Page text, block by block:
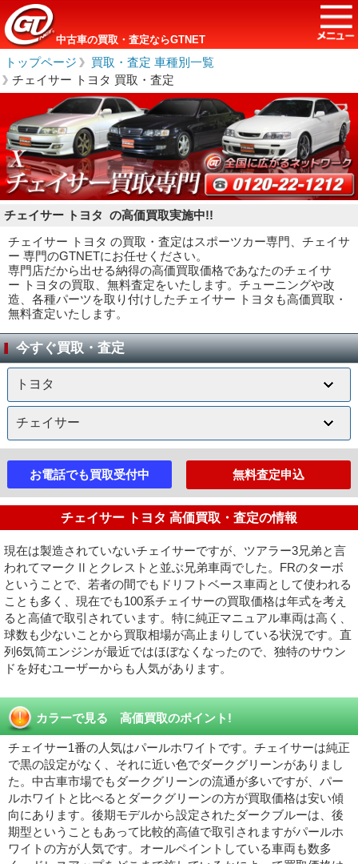
中古車の買取・査定ならGTNET
トップページ ＞
買取・査定 車種別一覧
＞
チェイサー トヨタ 買取・査定
チェイサー トヨタ の高価買取実施中!!
チェイサー トヨタ の買取・査定はスポーツカー専門、チェイサ
ー 専門のGTNETにお任せください。
専門店だから出せる納得の高価買取価格であなたのチェイサ
ー トヨタの買取、無料査定をいたします。チューニングや改
造、各種パーツを取り付けしたチェイサー トヨタも高価買取・
無料査定いたします。
今すぐ買取・査定
お電話でも買取受付中 無料査定申込
チェイサー トヨタ 高価買取・査定の情報
現在は製造されていないチェイサーですが、ツアラー3兄弟と言
われてマークⅡとクレストと並ぶ兄弟車両でした。FRのターボ
ということで、若者の間でもドリフトベース車両として使われる
ことも多く、現在でも100系チェイサーの買取価格は年式を考え
ると高値で取引されています。特に純正マニュアル車両は高く、
球数も少ないことから買取相場が高止まりしている状況です。直
列6気筒エンジンが最近ではほぼなくなったので、独特のサウン
ドを好むユーザーからも人気があります。
カラーで見る 高価買取のポイント!
チェイサー1番の人気はパールホワイトです。チェイサーは純正
で黒の設定がなく、それに近い色でダークグリーンがありまし
た。中古車市場でもダークグリーンの流通が多いですが、パー
ルホワイトと比べるとダークグリーンの方が買取価格は安い傾
向にあります。後期モデルから設定されたダークブルーは、後
期型ということもあって比較的高値で取引されますがパールホ
ワイトの方が人気です。オールペイントしている車両も数多